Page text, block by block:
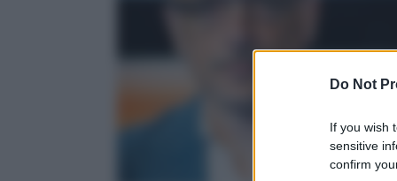
Do Not
If you wish
sensitive
confirm